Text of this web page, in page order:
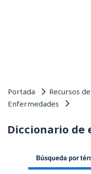
Portada Recursos
Enfermedades
Diccionario de
Búsqueda por